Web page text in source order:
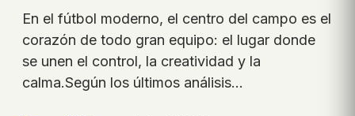
En el fútbol moderno, el centro del campo es el
corazón de todo gran equipo: el lugar donde
se unen el control, la creatividad y la
calma.Según los últimos análisis…